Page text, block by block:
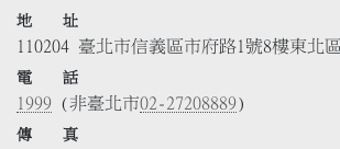
地 址
110204 臺北市信義區市府路1號8樓東北區
電 話
1999 (非臺北市02-27208889)
傳 真